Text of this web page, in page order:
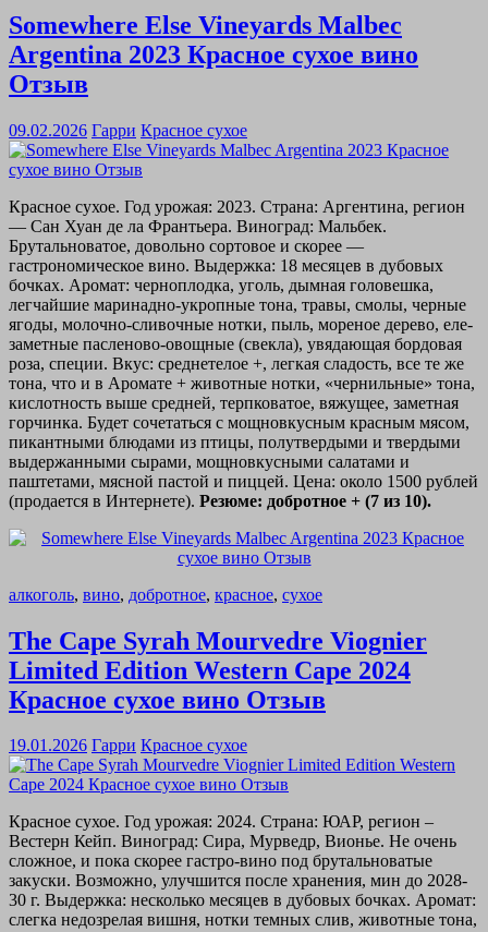
Somewhere Else Vineyards Malbec
Argentina 2023 Красное сухое вино
Отзыв
09.02.2026 Гарри Красное сухое
Красное сухое. Год урожая: 2023. Страна: Аргентина, регион
— Сан Хуан де ла Франтьера. Виноград: Мальбек.
Брутальноватое, довольно сортовое и скорее —
гастрономическое вино. Выдержка: 18 месяцев в дубовых
бочках. Аромат: черноплодка, уголь, дымная головешка,
легчайшие маринадно-укропные тона, травы, смолы, черные
ягоды, молочно-сливочные нотки, пыль, мореное дерево, еле-
заметные пасленово-овощные (свекла), увядающая бордовая
роза, специи. Вкус: среднетелое +, легкая сладость, все те же
тона, что и в Аромате + животные нотки, «чернильные» тона,
кислотность выше средней, терпковатое, вяжущее, заметная
горчинка. Будет сочетаться с мощновкусным красным мясом,
пикантными блюдами из птицы, полутвердыми и твердыми
выдержанными сырами, мощновкусными салатами и
паштетами, мясной пастой и пиццей. Цена: около 1500 рублей
(продается в Интернете). Резюме: добротное + (7 из 10).
алкоголь, вино, добротное, красное, сухое
The Cape Syrah Mourvedre Viognier
Limited Edition Western Cape 2024
Красное сухое вино Отзыв
19.01.2026 Гарри Красное сухое
Красное сухое. Год урожая: 2024. Страна: ЮАР, регион –
Вестерн Кейп. Виноград: Сира, Мурведр, Вионье. Не очень
сложное, и пока скорее гастро-вино под брутальноватые
закуски. Возможно, улучшится после хранения, мин до 2028-
30 г. Выдержка: несколько месяцев в дубовых бочках. Аромат:
слегка недозрелая вишня, нотки темных слив, животные тона,